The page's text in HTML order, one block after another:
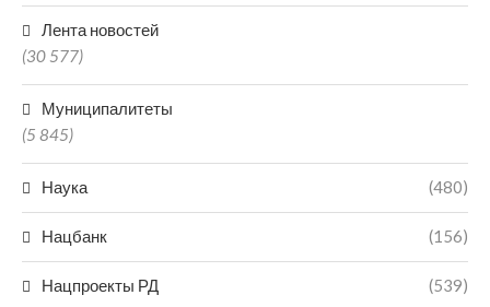
Лента новостей
(30 577)
Муниципалитеты
(5 845)
Наука (480)
Нацбанк (156)
Нацпроекты РД (539)